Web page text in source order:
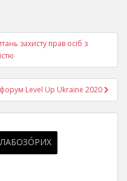
захисту прав осіб з
форум Level Up Ukraine 2020